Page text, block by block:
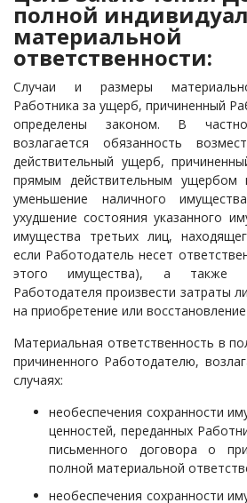
полной
материальной
ответственности:
Случаи и размеры
Работника за ущерб, причиненный
определены законом. В частно
возлагается обязанность
действительный ущерб,
прямым действительным ущербом
уменьшение наличного
ухудшение состояния указанного
имущества третьих лиц,
если Работодатель несет
этого имущества), а также
Работодателя произвести затраты
на приобретение или
Материальная ответственность в
причиненного Работодателю,
случаях:
необеспечения сохранности
ценностей, переданных
письменного договора о
полной материальной
необеспечения сохранности